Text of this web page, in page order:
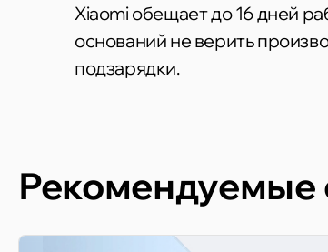
Xiaomi обещает до 16 дней
оснований не верить
подзарядки.
Рекомендуемые